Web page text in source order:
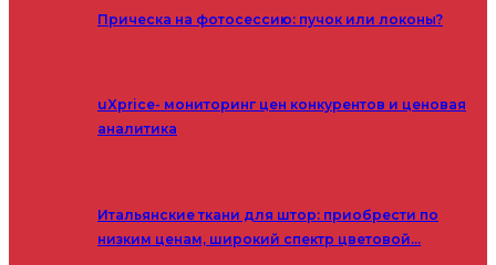
Прическа на фотосессию: пучок или локоны?
uXprice- мониторинг цен конкурентов и ценовая
аналитика
Итальянские ткани для штор: приобрести по
низким ценам, широкий спектр цветовой…